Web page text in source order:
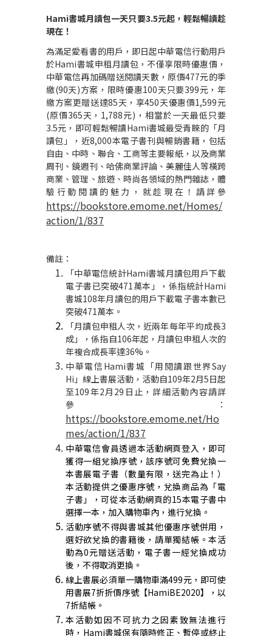
Hami書城月讀包一天只要3.5元起，輕鬆暢讀趁
現在！
為滿足愛看書的用戶，即日起中華電信行動用戶
於Hami書城申租月讀包，不僅享限時優惠價，
中華電信再加碼贈送閱讀天數，原價477元的季
繳(90天)方案，限時優惠100天只要399元 ，年
繳方案更贈送達85天，享450天優惠價1,599元
(原價365天， 1,788元) ，相當於一天最低只要
3.5元，即可輕鬆暢讀Hami書城最受青睞的「月
讀包」，近8,000本電子書刊與暢銷書籍，包括
自由、中時、聯合、工商等主要報紙，以及商業
周刊、鏡週刊、哈佛商業評論、美麗佳人等橫跨
商業、管理、旅遊、時尚各領域的熱門雜誌，體
驗行動閱讀的魅力，就趁現在！請詳參
https://bookstore.emome.net/Homes/
action/1/837
備註：
「中華電信統計Hami書城月讀包用戶下載
電子書已突破471萬本」，係指統計Hami
書城108年月讀包的用戶下載電子書本數已
突破471萬本。
「月讀包申租人次，近兩年每年平均成長3
成」，係指自106年起，月讀包申租人次的
年複合成長率達36% 。
中華電信 Hami書城「用閱讀跟世界Say
Hi 」線上書展活動，活動自109年2月5日起
至109年2月 29 日止，詳細活動內容請詳
參：
https://bookstore.emome.net/Ho
mes/action/1/837
中華電信會員透過本活動網頁登入，即可
獲得一組兌換序號，該序號可免費兌換一
本書展電子書（數量有限，送完為止！）
本活動提供之優惠序號，兌換商品為「電
子書」，可從本活動網頁的15本電子書中
選擇一本，加入購物車內，進行兌換。
活動序號不得與書城其他優惠序號併用，
選好欲兌換的書籍後，請單獨結帳。本活
動為0元贈送活動，電子書一經兌換成功
後，不得取消更換。
線上書展必須單一購物車滿499元，即可使
用書展7折折價序號【HamiBE2020】，以
7折結帳。
本活動如因不可抗力之因素致無法進行
時， Hami書城保有隨時修正、暫停或終止